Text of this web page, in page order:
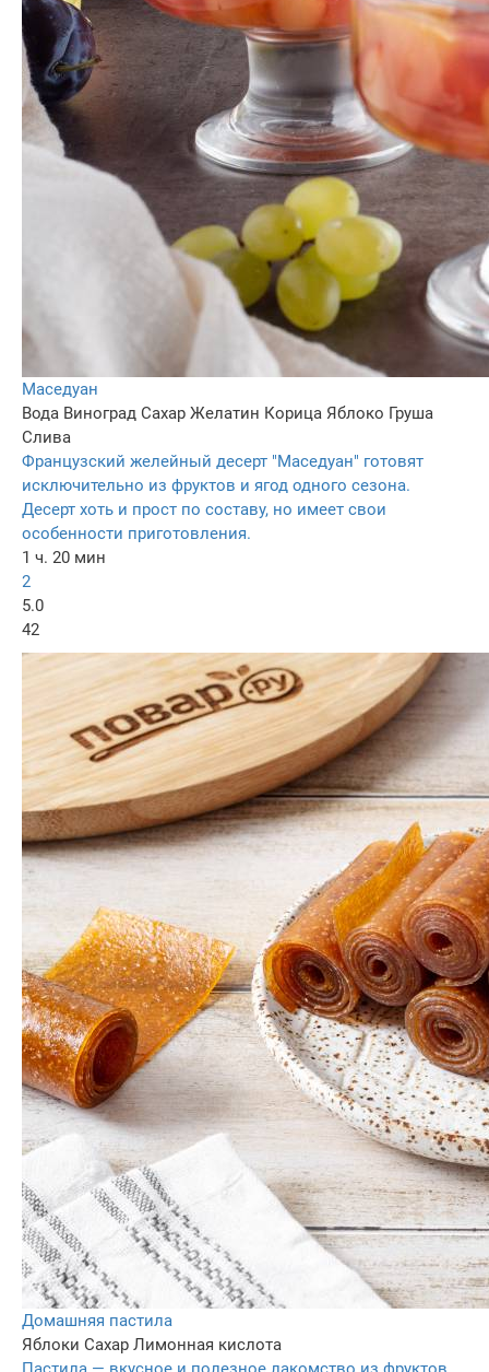
Маседуан
Вода Виноград Сахар Желатин Корица Яблоко Груша
Слива
Французский желейный десерт "Маседуан" готовят
исключительно из фруктов и ягод одного сезона.
Десерт хоть и прост по составу, но имеет свои
особенности приготовления.
1 ч. 20 мин
2
5.0
42
Домашняя пастила
Яблоки Сахар Лимонная кислота